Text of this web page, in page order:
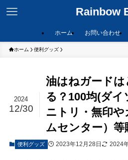
Rainbow
ホーム お問い合わせ
ホーム 便利グッズ
油はねガード
る？100均(ダ
ニトリ・無印
ムセンター）等
2024
12/30
便利グッズ 2023年12月28日 2024